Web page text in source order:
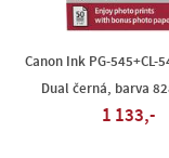
Canon Ink PG-545+CL-
Dual černá, barva
1 133,-